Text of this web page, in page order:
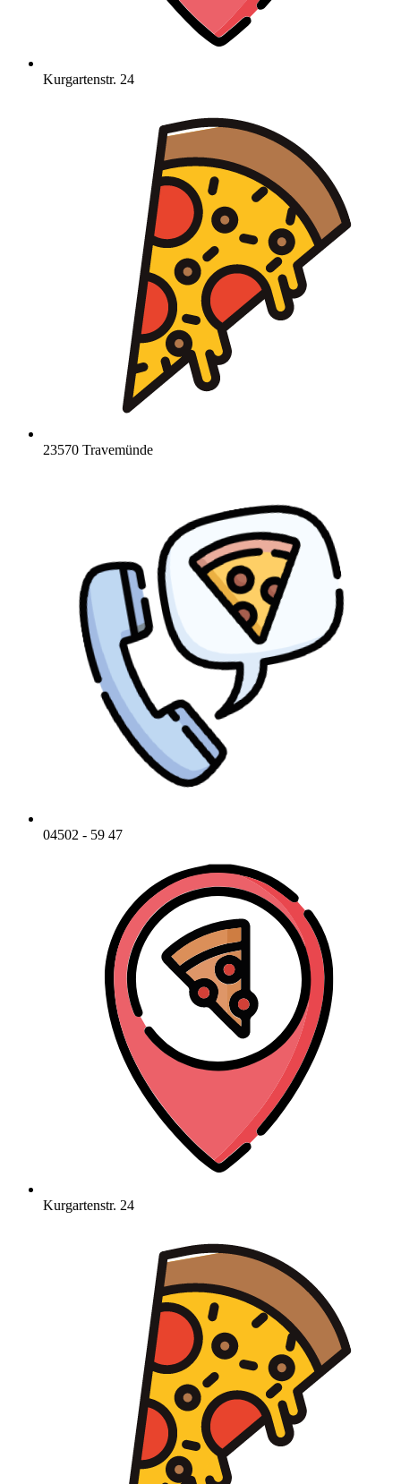
Kurgartenstr. 24
23570 Travemünde
04502 - 59 47
Kurgartenstr. 24